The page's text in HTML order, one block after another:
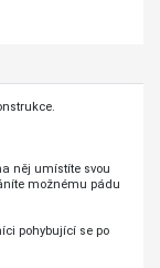
něj umístíte svou
možnému pádu
pohybující se po